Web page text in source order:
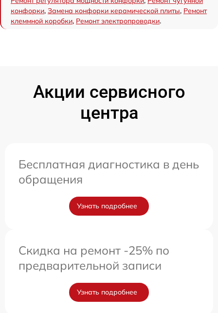
конфорки, Замена конфорки керамической плиты, Ремонт
клеммной коробки, Ремонт электропроводки.
Акции сервисного
центра
Бесплатная диагностика в день
обращения
Узнать подробнее
Скидка на ремонт -25% по
предварительной записи
Узнать подробнее